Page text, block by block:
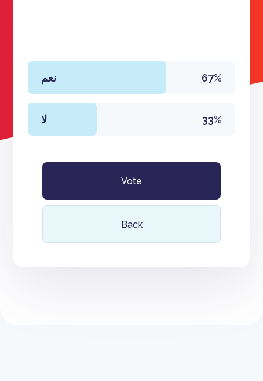
نعم 67%
لا 33%
Vote
Back